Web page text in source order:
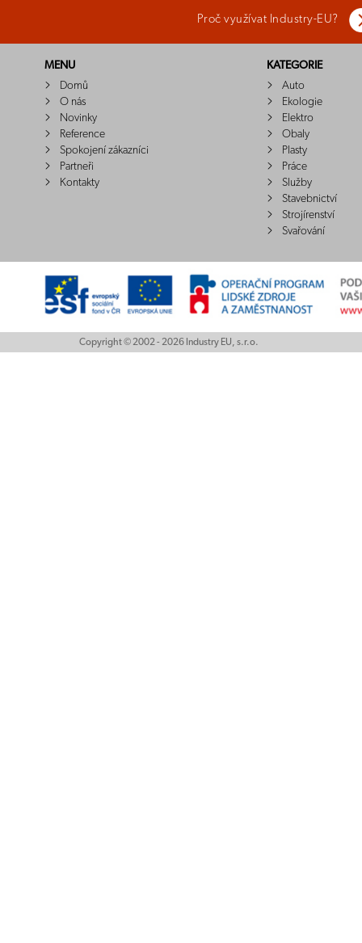
Proč využívat Industry-EU?
MENU
Domů
O nás
Novinky
Reference
Spokojení zákazníci
Partneři
Kontakty
KATEGORIE
Auto
Ekologie
Elektro
Obaly
Plasty
Práce
Služby
Stavebnictví
Strojírenství
Svařování
Copyright © 2002 - 2026 Industry EU, s.r.o.